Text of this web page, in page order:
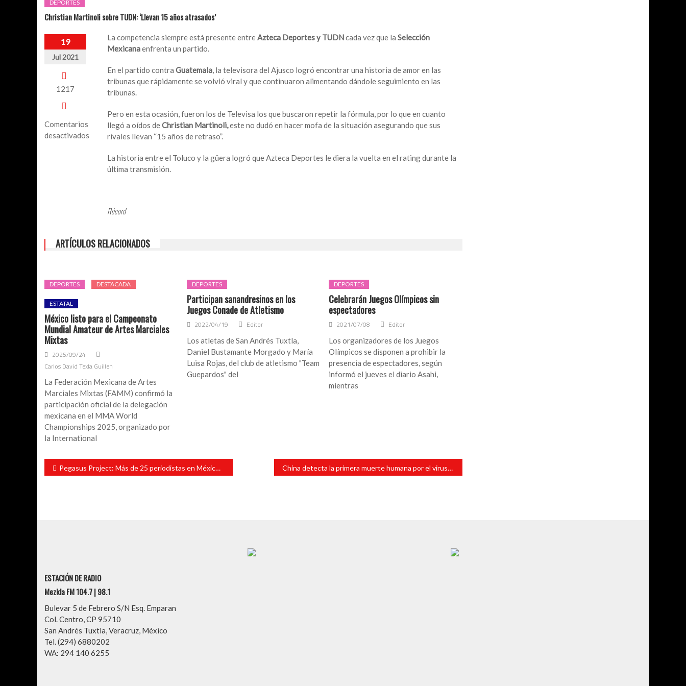
DEPORTES
Christian Martinoli sobre TUDN: ‘Llevan 15 años atrasados’
19
Jul 2021
1217
Comentarios
desactivados
atrasados’
La competencia siempre está presente entreAzteca Deportes y TUDNcada vez que la Selección
Mexicanaenfrenta un partido.
En el partido contra Guatemala, la televisora del Ajusco logró encontrar una historia de amor en las
tribunas que rápidamente se volvió viral y que continuaron alimentando dándole seguimiento en las
tribunas.
Pero en esta ocasión, fueron los de Televisa los que buscaron repetir la fórmula, por lo que en cuanto
llegó a oídos deChristian Martinoli,este no dudó en hacer mofa de la situación asegurando que sus
rivales llevan “15 años de retraso”.
La historia entre el Toluco y la güera logró que Azteca Deportes le diera la vuelta en el rating durante la
última transmisión.
Récord
ARTÍCULOS RELACIONADOS
DEPORTES DESTACADA
ESTATAL
México listo para el Campeonato
Mundial Amateur de Artes Marciales
Mixtas
2025/09/24
Carlos David Texla Guillen
La Federación Mexicana de Artes
Marciales Mixtas (FAMM) confirmó la
participación oficial de la delegación
mexicana en el MMA World
Championships 2025, organizado por
la International
DEPORTES
Participan sanandresinos en los
Juegos Conade de Atletismo
2022/04/19 Editor
Los atletas de San Andrés Tuxtla,
Daniel Bustamante Morgado y María
Luisa Rojas, del club de atletismo "Team
Guepardos" del
DEPORTES
Celebrarán Juegos Olímpicos sin
espectadores
2021/07/08 Editor
Los organizadores de los Juegos
Olímpicos se disponen a prohibir la
presencia de espectadores, según
informó el jueves el diario Asahi,
mientras
Navegación
entradas
Pegasus Project: Más de 25 periodistas en México de TV, radio, internet y prensa fueron blanco de espionaje China detecta la primera muerte humana por el virus del mono B
ESTACIÓN DE RADIO
Mezkla FM 104.7 | 98.1
Bulevar 5 de Febrero S/N Esq. Emparan
Col. Centro, CP 95710
San Andrés Tuxtla, Veracruz, México
Tel. (294) 6880202
WA: 294 140 6255